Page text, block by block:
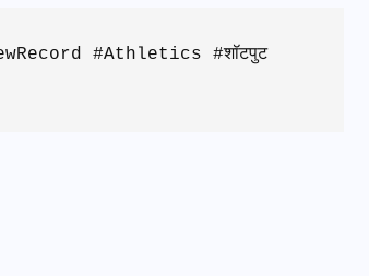
#NewRecord #Athletics #शॉटपुट